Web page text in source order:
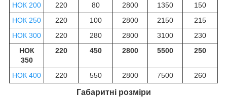
НОК 200
220 80 2800 1350
150
НОК 250
220 100 2800 2150
215
НОК 300
220 280 2800 3100
230
НОК
350
220 450 2800 5500 250
НОК 400 220 550 2800 7500 260
Габаритні розміри